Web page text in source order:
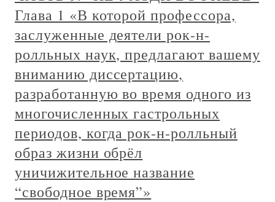
Глава 1 «В которой профессора,
заслуженные деятели рок-н-
ролльных наук, предлагают вашему
вниманию диссертацию,
разработанную во время одного из
многочисленных гастрольных
периодов, когда рок-н-ролльный
образ жизни обрёл
уничижительное название
“свободное время”»